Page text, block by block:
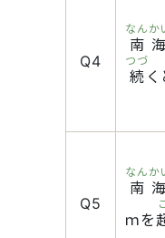
Q4
南海
なんか
続
つづ
く
Q5
南海
なんか
ｍを